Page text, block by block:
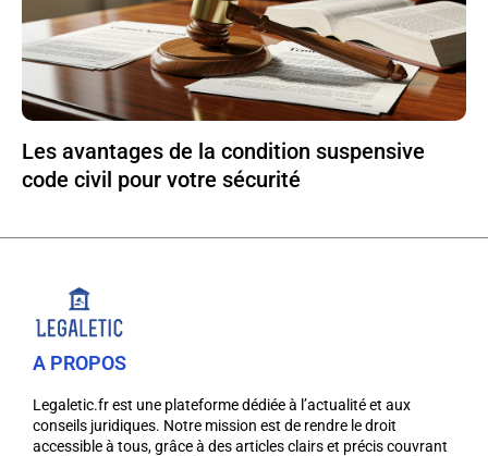
Les avantages de la condition suspensive
code civil pour votre sécurité
A PROPOS
Legaletic.fr est une plateforme dédiée à l’actualité et aux
conseils juridiques. Notre mission est de rendre le droit
accessible à tous, grâce à des articles clairs et précis couvrant